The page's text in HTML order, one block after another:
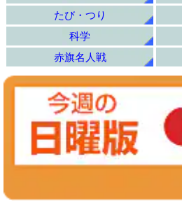
たび・つり
科学
赤旗名人戦